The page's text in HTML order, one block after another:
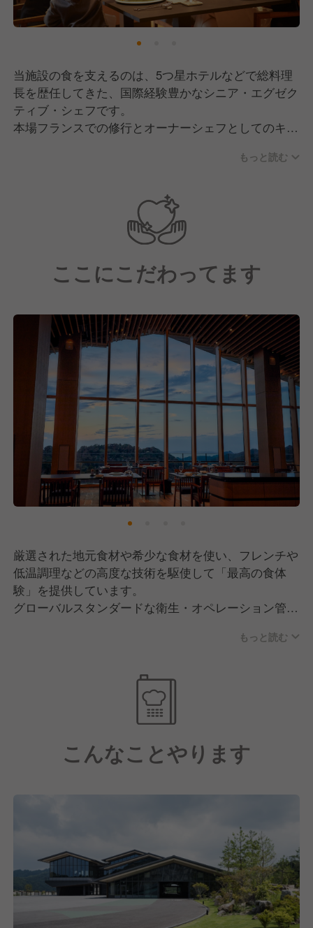
当施設の食を支えるのは、5つ星ホテルなどで総料理
長を歴任してきた、国際経験豊かなシニア・エグゼク
ティブ・シェフです。
本場フランスでの修行とオーナーシェフとしてのキャ
れない料理を追求。本格フレンチから南房総の地元食
と感動を与える多様な美食体験を提供しています。
もっと読む
ここにこだわってます
厳選された地元食材や希少な食材を使い、フレンチや
低温調理などの高度な技術を駆使して「最高の食体
験」を提供しています。
グローバルスタンダードな衛生・オペレーション管理
な食文化への柔軟な対応力も備えています。世界基準
の期待を越える一皿を追求し続ける、誇り高い調理環
もっと読む
こんなことやります